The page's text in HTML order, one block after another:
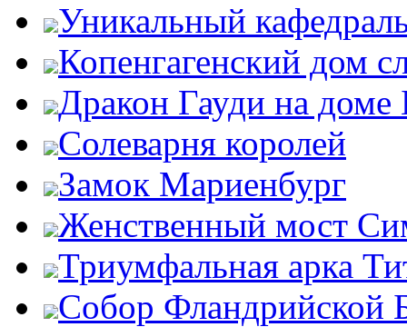
Уникальный
Копенгагенский дом
Дракон Гауди на доме
Солеварня королей
Замок Мариенбург
Женственный мост
Триумфальная арка
Собор Фландрийской